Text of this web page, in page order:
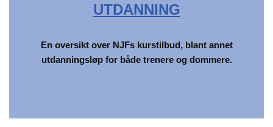
UTDANNING
En oversikt over NJFs kurstilbud, blant annet
utdanningsløp for både trenere og dommere.